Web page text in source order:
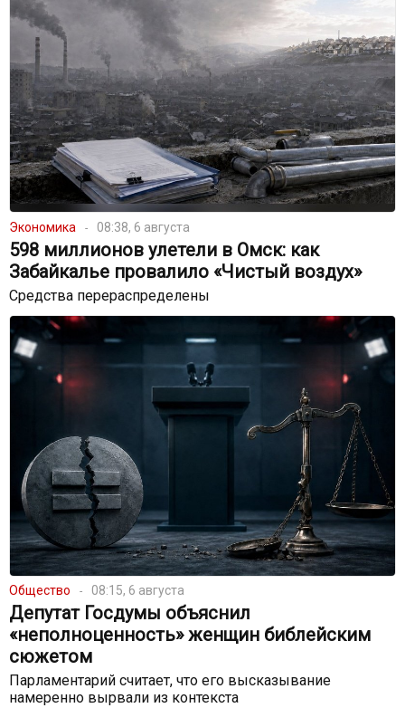
Экономика 08:38, 6 августа
598 миллионов улетели в Омск: как
Забайкалье провалило «Чистый воздух»
Средства перераспределены
Общество 08:15, 6 августа
Депутат Госдумы объяснил
«неполноценность» женщин библейским
сюжетом
Парламентарий считает, что его высказывание
намеренно вырвали из контекста